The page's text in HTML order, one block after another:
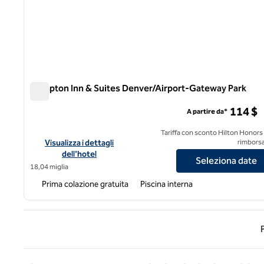
Hampton Inn & Suites Denver/Airport-Gateway Park
Visualizza i dettagli dell'hotel Hampton Inn & Suites Denver/
Visualizza i dettagli
dell'hotel
18,04 miglia
A partire da* 114 $
Tariffa con sconto Hilton Honors
Seleziona date
Prima colazione gratuita Piscina interna